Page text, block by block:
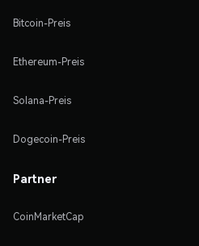
Bitcoin-Preis
Ethereum-Preis
Solana-Preis
Dogecoin-Preis
Partner
CoinMarketCap